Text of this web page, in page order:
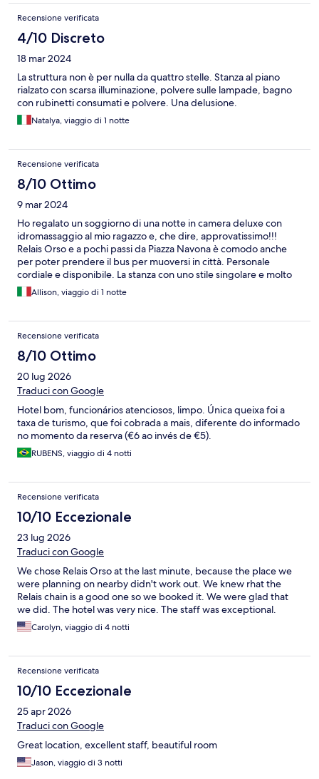
Recensione verificata
4/10 Discreto
18 mar 2024
La struttura non è per nulla da quattro stelle. Stanza al piano
rialzato con scarsa illuminazione, polvere sulle lampade, bagno
con rubinetti consumati e polvere. Una delusione.
Natalya, viaggio di 1 notte
Recensione verificata
8/10 Ottimo
9 mar 2024
Ho regalato un soggiorno di una notte in camera deluxe con
idromassaggio al mio ragazzo e, che dire, approvatissimo!!!
Relais Orso e a pochi passi da Piazza Navona è comodo anche
per poter prendere il bus per muoversi in città. Personale
cordiale e disponibile. La stanza con uno stile singolare e molto
bella. La vasca TOP, adatta a due persone (non è affatto piccola).
Insomma, giudizio positivo! Unica cosa da migliorare un po’
pulizia, che complessivamente va bene, ma ad esempio i piedi
della scrivania erano un po’ impolverati e il vetro della doccia con
un po’ di aloni. Però per il resto approvatissimo!
Allison, viaggio di 1 notte
Recensione verificata
8/10 Ottimo
20 lug 2026
Traduci con Google
Hotel bom, funcionários atenciosos, limpo. Única queixa foi a
taxa de turismo, que foi cobrada a mais, diferente do informado
no momento da reserva (€6 ao invés de €5).
RUBENS, viaggio di 4 notti
Recensione verificata
10/10 Eccezionale
23 lug 2026
Traduci con Google
We chose Relais Orso at the last minute, because the place we
were planning on nearby didn't work out. We knew rhat the
Relais chain is a good one so we booked it. We were glad that
we did. The hotel was very nice. The staff was exceptional.
Carolyn, viaggio di 4 notti
Recensione verificata
10/10 Eccezionale
25 apr 2026
Traduci con Google
Great location, excellent staff, beautiful room
Jason, viaggio di 3 notti